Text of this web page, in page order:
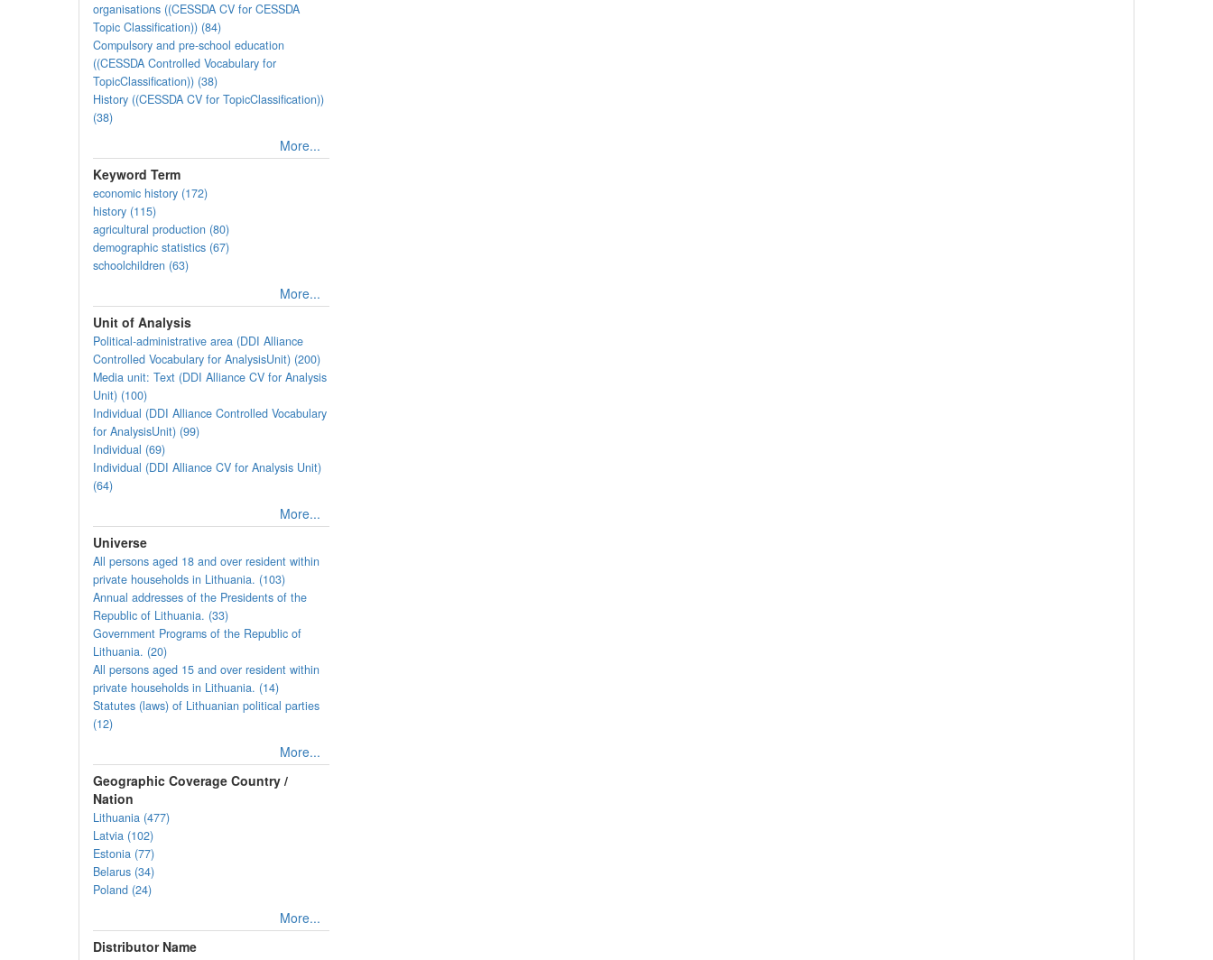
organisations ((CESSDA CV for CESSDA
Topic Classification)) (84)
Compulsory and pre-school education
((CESSDA Controlled Vocabulary for
TopicClassification)) (38)
History ((CESSDA CV for TopicClassification))
(38)
More...
Keyword Term
economic history (172)
history (115)
agricultural production (80)
demographic statistics (67)
schoolchildren (63)
More...
Unit of Analysis
Political-administrative area (DDI Alliance
Controlled Vocabulary for AnalysisUnit) (200)
Media unit: Text (DDI Alliance CV for Analysis
Unit) (100)
Individual (DDI Alliance Controlled Vocabulary
for AnalysisUnit) (99)
Individual (69)
Individual (DDI Alliance CV for Analysis Unit)
(64)
More...
Universe
All persons aged 18 and over resident within
private households in Lithuania. (103)
Annual addresses of the Presidents of the
Republic of Lithuania. (33)
Government Programs of the Republic of
Lithuania. (20)
All persons aged 15 and over resident within
private households in Lithuania. (14)
Statutes (laws) of Lithuanian political parties
(12)
More...
Geographic Coverage Country /
Nation
Lithuania (477)
Latvia (102)
Estonia (77)
Belarus (34)
Poland (24)
More...
Distributor Name